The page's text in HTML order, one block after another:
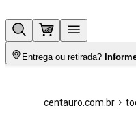
Entrega ou retirada?
centauro.com.br